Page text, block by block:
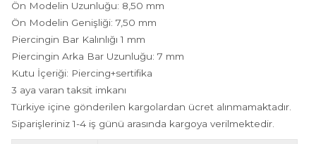
Ön Modelin Uzunluğu: 8,50 mm
Ön Modelin Genişliği: 7,50 mm
Piercingin Bar Kalınlığı 1 mm
Piercingin Arka Bar Uzunluğu: 7 mm
Kutu İçeriği: Piercing+sertifika
3 aya varan taksit imkanı
Türkiye içine gönderilen kargolardan ücret alınmamaktadır.
Siparişleriniz 1-4 iş günü arasında kargoya verilmektedir.